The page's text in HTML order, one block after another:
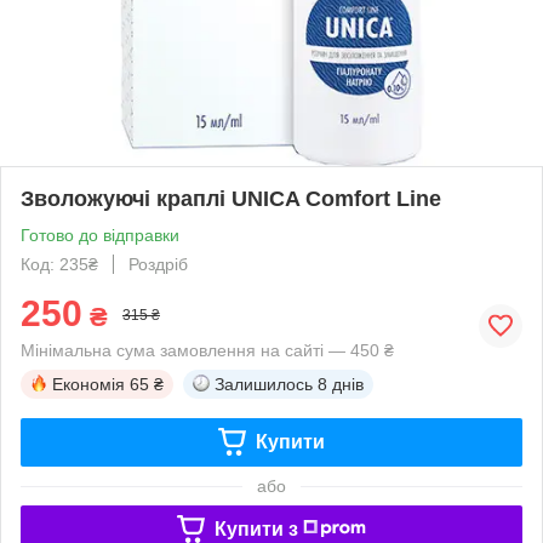
Зволожуючі краплі UNICA Comfort Line
Готово до відправки
Код: 235₴
Роздріб
250 ₴ 315 ₴
Мінімальна сума замовлення на сайті — 450 ₴
Економія 65 ₴ Залишилось 8 днів
Купити
або
Купити з